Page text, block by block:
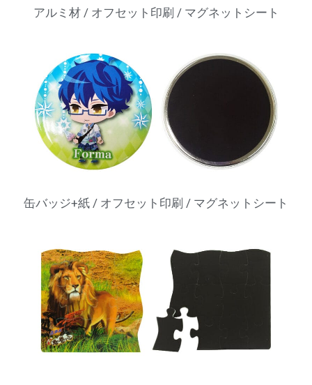
アルミ材 / オフセット印刷 / マグネットシート
缶バッジ+紙 / オフセット印刷 / マグネットシート